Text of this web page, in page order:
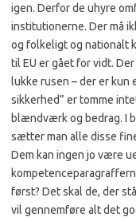
igen. Derfor de uhyre
institutionerne. Der må
og folkeligt og nationalt
til EU er gået for vidt.
lukke rusen – der er kun
sikkerhed” er tomme
blændværk og bedrag. I
sætter man alle disse
Dem kan ingen jo være
først? Det skal de, der
vil gennemføre alt det